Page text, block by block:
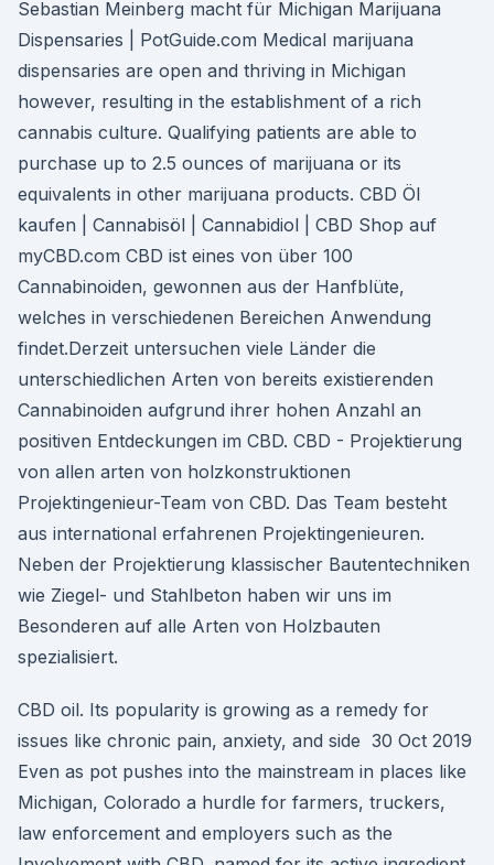
Sebastian Meinberg macht für Michigan Marijuana
Dispensaries | PotGuide.com Medical marijuana
dispensaries are open and thriving in Michigan
however, resulting in the establishment of a rich
cannabis culture. Qualifying patients are able to
purchase up to 2.5 ounces of marijuana or its
equivalents in other marijuana products. CBD Öl
kaufen | Cannabisöl | Cannabidiol | CBD Shop auf
myCBD.com CBD ist eines von über 100
Cannabinoiden, gewonnen aus der Hanfblüte,
welches in verschiedenen Bereichen Anwendung
findet.Derzeit untersuchen viele Länder die
unterschiedlichen Arten von bereits existierenden
Cannabinoiden aufgrund ihrer hohen Anzahl an
positiven Entdeckungen im CBD. CBD - Projektierung
von allen arten von holzkonstruktionen
Projektingenieur-Team von CBD. Das Team besteht
aus international erfahrenen Projektingenieuren.
Neben der Projektierung klassischer Bautentechniken
wie Ziegel- und Stahlbeton haben wir uns im
Besonderen auf alle Arten von Holzbauten
spezialisiert.
CBD oil. Its popularity is growing as a remedy for
issues like chronic pain, anxiety, and side 30 Oct 2019
Even as pot pushes into the mainstream in places like
Michigan, Colorado a hurdle for farmers, truckers,
law enforcement and employers such as the